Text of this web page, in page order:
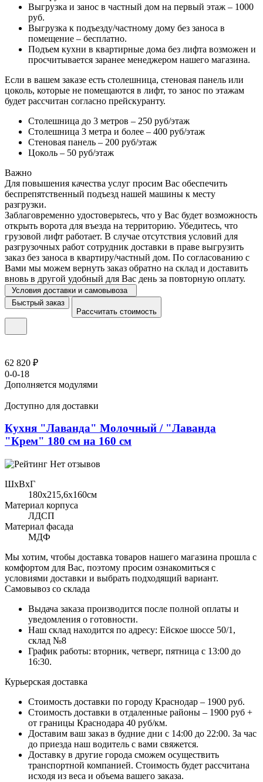
Выгрузка и занос в частный дом на первый этаж – 1000
руб.
Выгрузка к подъезду/частному дому без заноса в
помещение – бесплатно.
Подъем кухни в квартирные дома без лифта возможен и
просчитывается заранее менеджером нашего магазина.
Если в вашем заказе есть столешница, стеновая панель или
цоколь, которые не помещаются в лифт, то занос по этажам
будет рассчитан согласно прейскуранту.
Столешница до 3 метров – 250 руб/этаж
Столешница 3 метра и более – 400 руб/этаж
Стеновая панель – 200 руб/этаж
Цоколь – 50 руб/этаж
Важно
Для повышения качества услуг просим Вас обеспечить
беспрепятственный подъезд нашей машины к месту
разгрузки.
Заблаговременно удостоверьтесь, что у Вас будет возможность
открыть ворота для въезда на территорию. Убедитесь, что
грузовой лифт работает. В случае отсутствия условий для
разгрузочных работ сотрудник доставки в праве выгрузить
заказ без заноса в квартиру/частный дом. По согласованию с
Вами мы можем вернуть заказ обратно на склад и доставить
вновь в другой удобный для Вас день за повторную оплату.
Условия доставки и самовывоза
Быстрый заказ
Рассчитать стоимость
62 820 ₽
0-0-18
Дополняется модулями
Доступно для доставки
Кухня "Лаванда" Молочный / "Лаванда
"Крем" 180 см на 160 см
Нет отзывов
ШхВхГ
180x215,6х160см
Материал корпуса
ЛДСП
Материал фасада
МДФ
Мы хотим, чтобы доставка товаров нашего магазина прошла с
комфортом для Вас, поэтому просим ознакомиться с
условиями доставки и выбрать подходящий вариант.
Самовывоз со склада
Выдача заказа производится после полной оплаты и
уведомления о готовности.
Наш склад находится по адресу: Ейское шоссе 50/1,
склад №8
График работы: вторник, четверг, пятница с 13:00 до
16:30.
Курьерская доставка
Стоимость доставки по городу Краснодар – 1900 руб.
Стоимость доставки в отдаленные районы – 1900 руб +
от границы Краснодара 40 руб/км.
Доставим ваш заказ в будние дни с 14:00 до 22:00. За час
до приезда наш водитель с вами свяжется.
Доставку в другие города сможем осуществить
транспортной компанией. Стоимость будет рассчитана
исходя из веса и объема вашего заказа.